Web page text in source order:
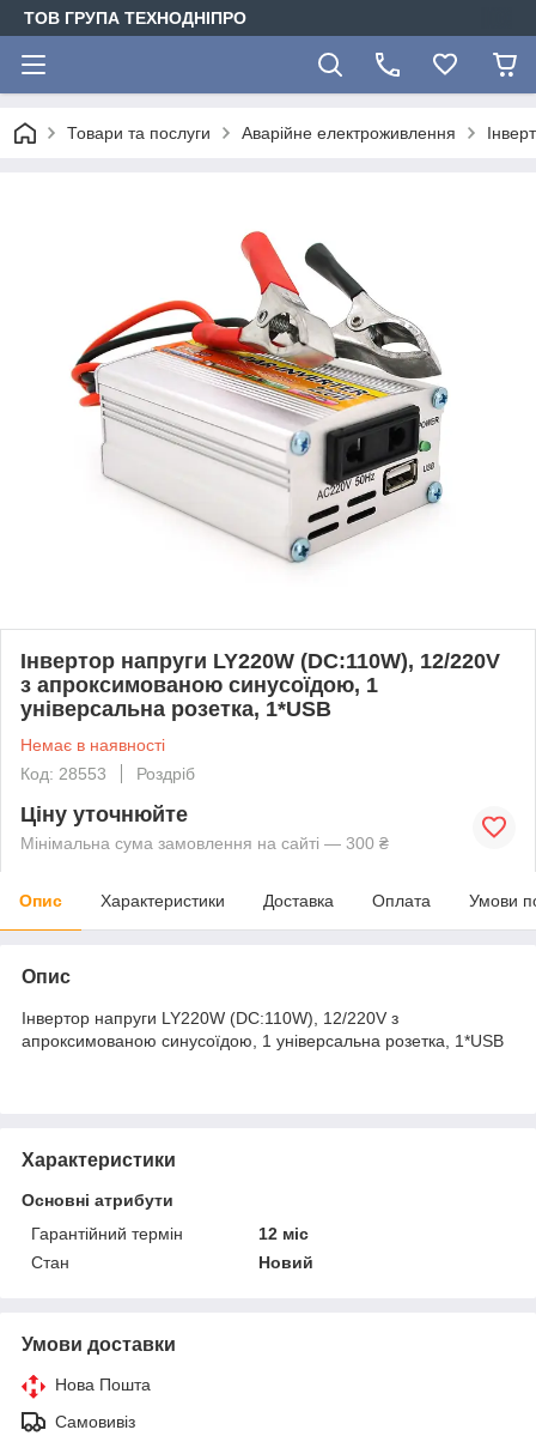
ТОВ ГРУПА ТЕХНОДНІПРО
Товари та послуги Аварійне електроживлення
Інвертор напруги LY220W (DC:110W), 12/220V
з апроксимованою синусоїдою, 1
універсальна розетка, 1*USB
Немає в наявності
Код: 28553
Роздріб
Ціну уточнюйте
Мінімальна сума замовлення на сайті — 300 ₴
Опис Характеристики Доставка Оплата Умови
Опис
Інвертор напруги LY220W (DC:110W), 12/220V з
апроксимованою синусоїдою, 1 універсальна розетка, 1*USB
Характеристики
Основні атрибути
Гарантійний термін
12 міс
Стан
Новий
Умови доставки
Нова Пошта
Самовивіз